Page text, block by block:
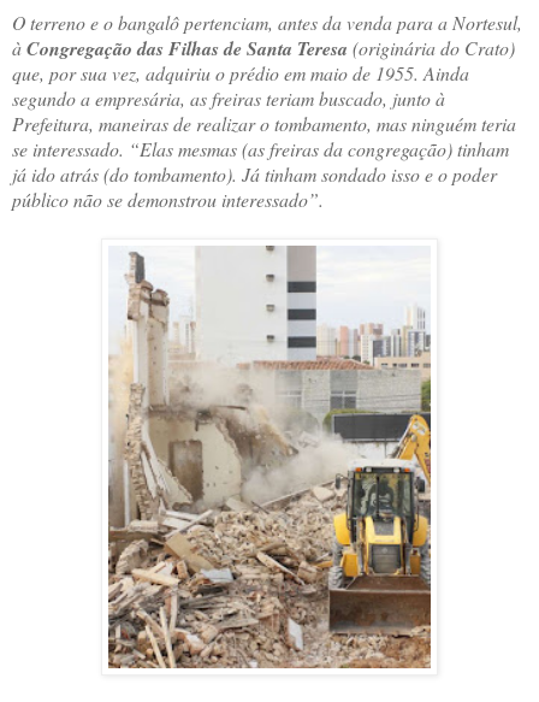
O terreno e o bangalô pertenciam, antes da venda para a Nortesul,
àCongregação das Filhas de Santa Teresa (originária do Crato)
que, por sua vez, adquiriu o prédio em maio de 1955. Ainda
segundo a empresária, as freiras teriam buscado, junto à
Prefeitura, maneiras de realizar o tombamento, mas ninguém teria
se interessado. “Elas mesmas (as freiras da congregação) tinham
já ido atrás (do tombamento). Já tinham sondado isso e o poder
público não se demonstrou interessado”.